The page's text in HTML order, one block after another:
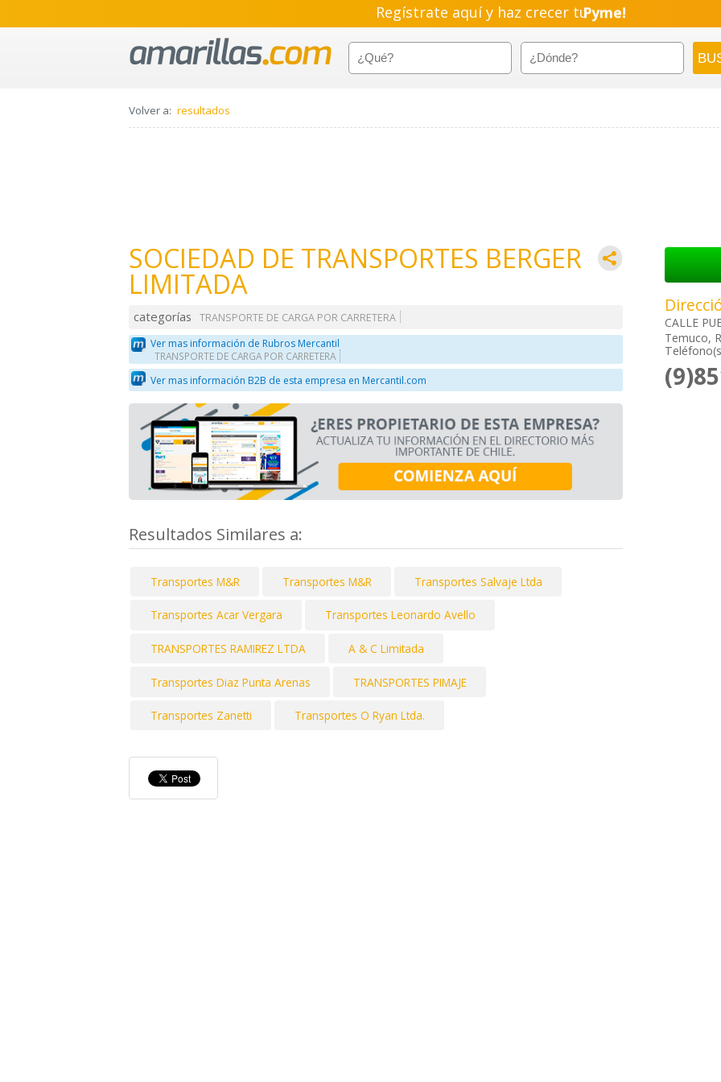
Regístrate aquí y haz crecer tuPyme!
Emprendimiento!
Volver a: resultados
SOCIEDAD DE TRANSPORTES BERGER
LIMITADA
categorías
TRANSPORTE DE CARGA POR CARRETERA
Ver mas información de Rubros Mercantil
TRANSPORTE DE CARGA POR CARRETERA
Ver mas información B2B de esta empresa en Mercantil.com
Resultados Similares a:
Transportes M&R Transportes M&R Transportes Salvaje Ltda
Transportes Acar Vergara Transportes Leonardo Avello
TRANSPORTES RAMIREZ LTDA A & C Limitada
Transportes Diaz Punta Arenas TRANSPORTES PIMAJE
Transportes Zanetti Transportes O Ryan Ltda.
CALLE
Temuco,